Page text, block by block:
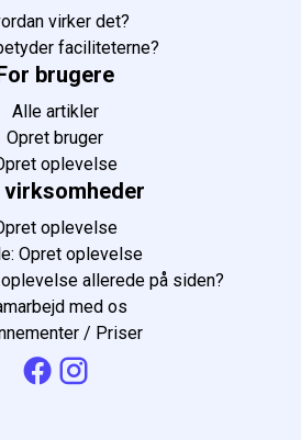
virker det?
faciliteterne?
brugere
Alle artikler
Opret bruger
oplevelse
virksomheder
oplevelse
Opret oplevelse
allerede på siden?
med os
/ Priser